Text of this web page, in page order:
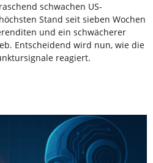
schwachen US-
Stand seit sieben Wochen
und ein schwächerer
Entscheidend wird nun, wie die
reagiert.